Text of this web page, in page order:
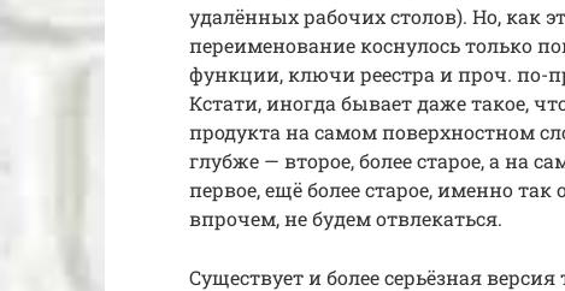
удалённых рабочих столов). Но, как
переименование коснулось только
функции, ключи реестра и проч. по-
Кстати, иногда бывает даже такое,
продукта на самом поверхностном
глубже — второе, более старое, а на
первое, ещё более старое, именно
впрочем, не будем отвлекаться.
Существует и более серьёзная